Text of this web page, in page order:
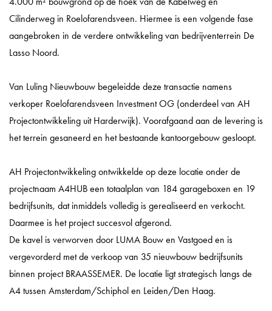
Cilinderweg in Roelofarendsveen. Hiermee is een volgende fase
aangebroken in de verdere ontwikkeling van bedrijventerrein De
Lasso Noord.
Van Luling Nieuwbouw begeleidde deze transactie namens
verkoper Roelofarendsveen Investment OG (onderdeel van AH
Projectontwikkeling uit Harderwijk). Voorafgaand aan de levering is
het terrein gesaneerd en het bestaande kantoorgebouw gesloopt.
AH Projectontwikkeling ontwikkelde op deze locatie onder de
projectnaam A4HUB een totaalplan van 184 garageboxen en 19
bedrijfsunits, dat inmiddels volledig is gerealiseerd en verkocht.
Daarmee is het project succesvol afgerond.
De kavel is verworven door LUMA Bouw en Vastgoed en is
vergevorderd met de verkoop van 35 nieuwbouw bedrijfsunits
binnen project BRAASSEMER. De locatie ligt strategisch langs de
A4 tussen Amsterdam/Schiphol en Leiden/Den Haag.